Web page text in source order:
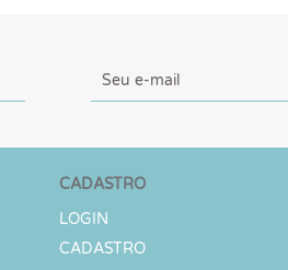
CADASTRO
LOGIN
CADASTRO